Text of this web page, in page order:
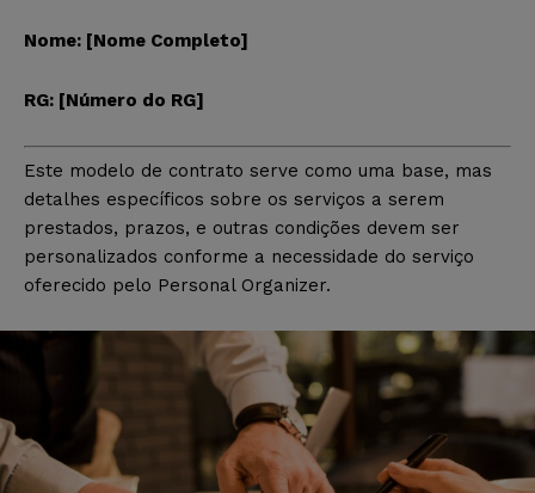
Nome: [Nome Completo]
RG: [Número do RG]
Este modelo de contrato serve como uma base, mas
detalhes específicos sobre os serviços a serem
prestados, prazos, e outras condições devem ser
personalizados conforme a necessidade do serviço
oferecido pelo Personal Organizer.